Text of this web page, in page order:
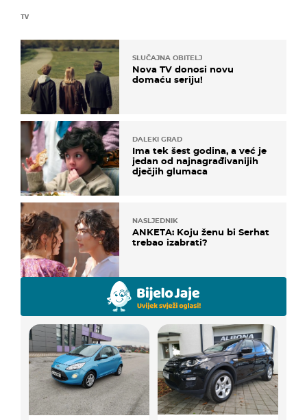
TV
SLUČAJNA OBITELJ
Nova TV donosi novu
domaću seriju!
DALEKI GRAD
Ima tek šest godina, a već je
jedan od najnagrađivanijih
dječjih glumaca
NASLJEDNIK
ANKETA: Koju ženu bi Serhat
trebao izabrati?